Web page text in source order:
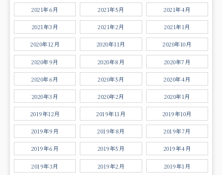
2021年6月 2021年5月 2021年4月
2021年3月 2021年2月 2021年1月
2020年12月 2020年11月 2020年10月
2020年9月 2020年8月 2020年7月
2020年6月 2020年5月 2020年4月
2020年3月 2020年2月 2020年1月
2019年12月 2019年11月 2019年10月
2019年9月 2019年8月 2019年7月
2019年6月 2019年5月 2019年4月
2019年3月 2019年2月 2019年1月